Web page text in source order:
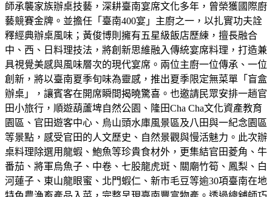
師承襲家族辦桌技藝，深耕臺南宴席文化多年，曾榮獲國際廚
藝競賽金牌。並擔任「臺南400宴」主廚之一，以扎實功夫詮
釋經典辦桌風味；黃俊博則擁有五星級飯店歷練，擅長融合
中、西、日料理技法，將創新思維融入傳統宴席料理，打造兼
具視覺美感與風味層次的現代宴席。兩位主廚一位傳承、一位
創新，將以臺南夏季旬味為靈感，推出夏季限定無菜單「盲盒
辦桌」，讓賓客在開席瞬間揭曉驚喜。也邀請民眾安排一趟官
田小旅行，順遊葫蘆埤自然公園、隆田Cha Cha文化資產教育
園區、官田遊客中心、烏山頭水庫風景區及八田與一紀念園區
等景點，感受官田的人文歷史、自然景觀與慢活魅力。此次辦
桌料理除選用龍蝦、鮑魚等珍貴食材外，更集結官田菱角、牛
番茄、將軍烏魚子、中卷、七股龍虎斑、關廟竹筍、鳳梨、白
河蓮子、東山龍眼蜜、北門蝦仁、新市毛豆等逾30項臺南在地